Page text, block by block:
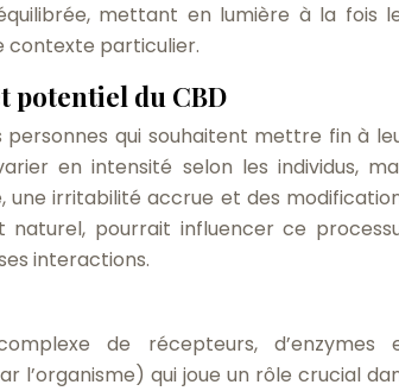
mettant en lumière à la fois
contexte particulier.
potentiel du CBD
qui souhaitent mettre fin à
en intensité selon les individus,
une irritabilité accrue et des
pourrait influencer ce
interactions.
de récepteurs, d’enzymes
l’organisme) qui joue un rôle crucial